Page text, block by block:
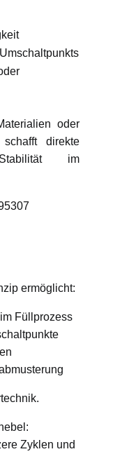
oder
schafft direkte
Stabilität im
ermöglicht:
Füllprozess
Zyklen und